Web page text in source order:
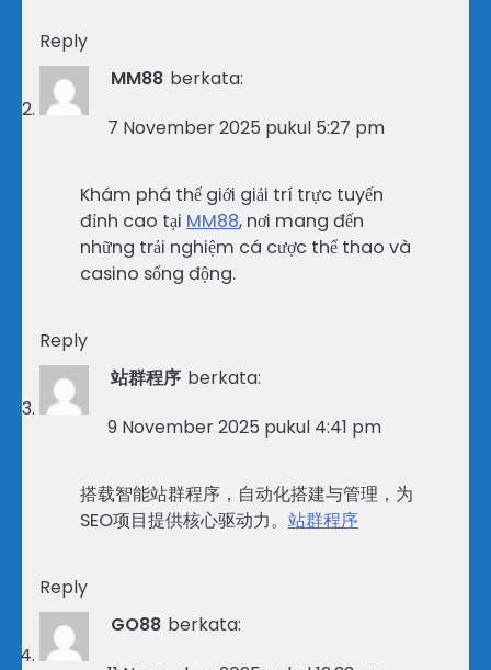
Reply
MM88 berkata:
7 November 2025 pukul 5:27 pm
Khám phá thế giới giải trí trực tuyến
đỉnh cao tại MM88, nơi mang đến
những trải nghiệm cá cược thể thao và
casino sống động.
Reply
站群程序 berkata:
9 November 2025 pukul 4:41 pm
搭载智能站群程序，自动化搭建与管理，为
SEO项目提供核心驱动力。 站群程序
Reply
GO88 berkata: